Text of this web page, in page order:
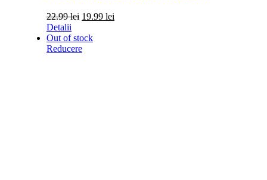
22.99lei Prețul
a
fost:
19.99 leiPrețul
Detalii
Out of stock
Reducere